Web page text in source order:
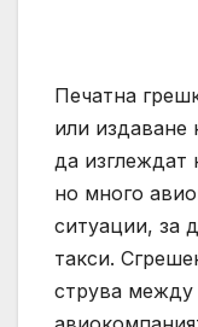
Печатна
или издаване
да изглеждат
но много
ситуации, за
такси.
струва между